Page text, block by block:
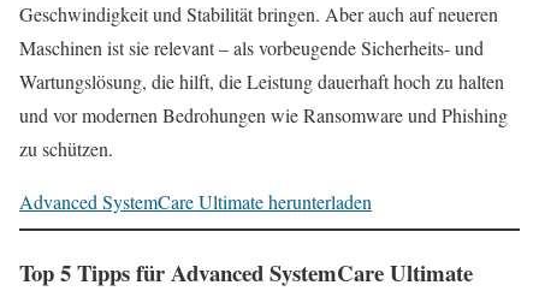
Geschwindigkeit und Stabilität bringen. Aber auch auf neueren
Maschinen ist sie relevant – als vorbeugende Sicherheits- und
Wartungslösung, die hilft, die Leistung dauerhaft hoch zu halten
und vor modernen Bedrohungen wie Ransomware und Phishing
zu schützen.
Advanced SystemCare Ultimate herunterladen
Top 5 Tipps für Advanced SystemCare Ultimate